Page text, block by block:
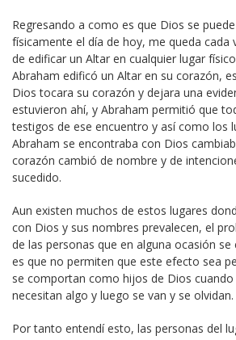
Regresando a como es que Dios se
físicamente el día de hoy, me queda cada
de edificar un Altar en cualquier lugar
Abraham edificó un Altar en su corazón,
Dios tocara su corazón y dejara una
estuvieron ahí, y Abraham permitió que
testigos de ese encuentro y así como los
Abraham se encontraba con Dios
corazón cambió de nombre y de
sucedido.
Aun existen muchos de estos lugares
con Dios y sus nombres prevalecen, el
de las personas que en alguna ocasión
es que no permiten que este efecto sea
se comportan como hijos de Dios
necesitan algo y luego se van y se olvidan.
Por tanto entendí esto, las personas del